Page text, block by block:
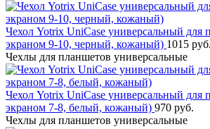
Чехол Yotrix UniCase универсальный для
экраном 9-10, черный, кожаный) 1015 руб.
Чехлы для планшетов универсальные
Чехол Yotrix UniCase универсальный для
экраном 7-8, белый, кожаный) 970 руб.
Чехлы для планшетов универсальные